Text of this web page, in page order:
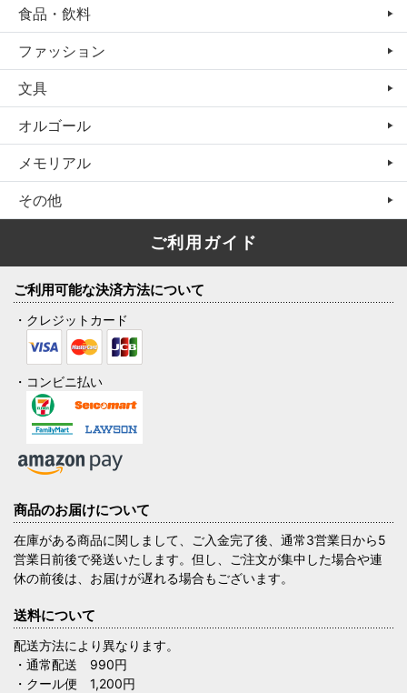
食品・飲料
ファッション
文具
オルゴール
メモリアル
その他
ご利用ガイド
ご利用可能な決済方法について
・クレジットカード
・コンビニ払い
商品のお届けについて
在庫がある商品に関しまして、ご入金完了後、通常3営業日から5
営業日前後で発送いたします。但し、ご注文が集中した場合や連
休の前後は、お届けが遅れる場合もございます。
送料について
配送方法により異なります。
・通常配送 990円
・クール便 1,200円